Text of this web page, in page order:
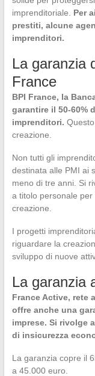
imprenditoriale.
Per
prestiti, alcune
imprenditori.
La garanzia
France
BPI France, la
garantire il 50-60%
imprenditori.
creazione.
Non tutti gli
destinata alle PMI ai
meno di tre anni. Si
a titolo personale
creazione.
I progetti
riguardare la
sviluppo di nuove
La garanzia
France Active, rete
offre anche una
imprese. Si rivolge
di insicurezza
La garanzia copre il
a 45.000 euro.